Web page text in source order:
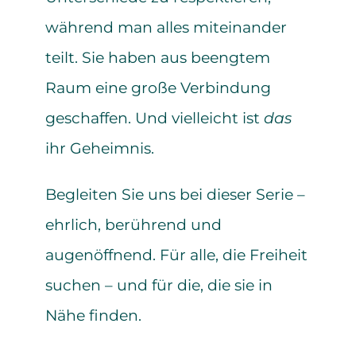
während man alles miteinander
teilt. Sie haben aus beengtem
Raum eine große Verbindung
geschaffen. Und vielleicht istdas
ihr Geheimnis.
Begleiten Sie uns bei dieser Serie –
ehrlich, berührend und
augenöffnend. Für alle, die Freiheit
suchen – und für die, die sie in
Nähe finden.